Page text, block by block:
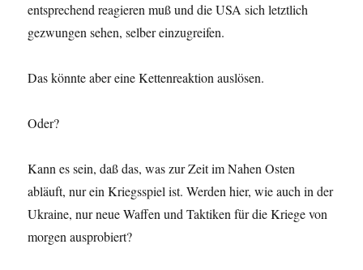
entsprechend reagieren muß und die USA sich letztlich
gezwungen sehen, selber einzugreifen.
Das könnte aber eine Kettenreaktion auslösen.
Oder?
Kann es sein, daß das, was zur Zeit im Nahen Osten
abläuft, nur ein Kriegsspiel ist. Werden hier, wie auch in der
Ukraine, nur neue Waffen und Taktiken für die Kriege von
morgen ausprobiert?